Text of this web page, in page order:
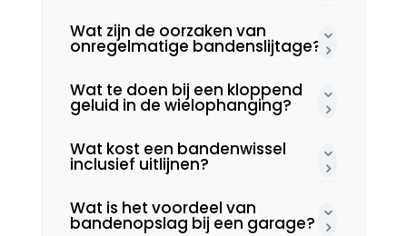
Wat zijn de oorzaken van
onregelmatige bandenslijtage?
Wat te doen bij een kloppend
geluid in de wielophanging?
Wat kost een bandenwissel
inclusief uitlijnen?
Wat is het voordeel van
bandenopslag bij een garage?